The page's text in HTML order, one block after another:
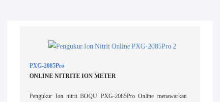
PXG-2085Pro
ONLINE NITRITE ION METER
Pengukur Ion nitrit BOQU PXG-2085Pro Online menawarkan